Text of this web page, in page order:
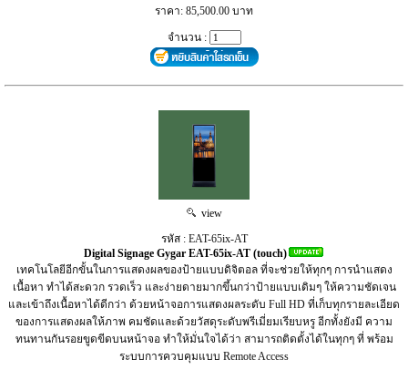
ราคา: 85,500.00 บาท
จำนวน :
view
รหัส : EAT-65ix-AT
Digital Signage Gygar EAT-65ix-AT (touch)
เทคโนโลยีอีกขั้นในการแสดงผลของป้ายแบบดิจิตอล ที่จะช่วยให้ทุกๆ การนำแสดง
เนื้อหา ทำได้สะดวก รวดเร็ว และง่ายดายมากขึ้นกว่าป้ายแบบเดิมๆ ให้ความชัดเจน
และเข้าถึงเนื้อหาได้ดีกว่า ด้วยหน้าจอการแสดงผลระดับ Full HD ที่เก็บทุกรายละเอียด
ของการแสดงผลให้ภาพ คมชัดและด้วยวัสดุระดับพรีเมี่ยมเรียบหรู อีกทั้งยังมี ความ
ทนทานกันรอยขูดขีดบนหน้าจอ ทำให้มั่นใจได้ว่า สามารถติดตั้งได้ในทุกๆ ที่ พร้อม
ระบบการควบคุมแบบ Remote Access